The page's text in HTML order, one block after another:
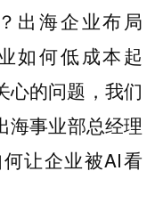
出海企业布局
如何低成本起
的问题，我们
海事业部总经理
让企业被AI看